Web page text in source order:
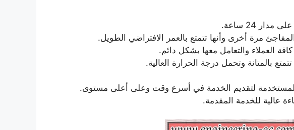
24 ساعة.
مرة أخرى وأنها تتمتع بالعمر الافتراضي الطويل.
العملاء والتعامل معها بشكل دائم.
بالمتانة وتحمل درجة الحرارة العالية.
المستخدمة لتقديم الخدمة في أسرع وقت وعلى أعلى مستوى.
عالية للخدمة المقدمة.